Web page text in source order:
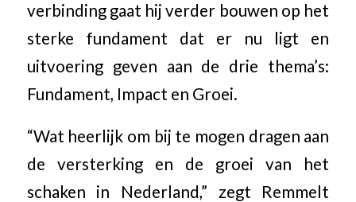
verbinding gaat hij verder bouwen op het
sterke fundament dat er nu ligt en
uitvoering geven aan de drie thema’s:
Fundament, Impact en Groei.
“Wat heerlijk om bij te mogen dragen aan
de versterking en de groei van het
schaken in Nederland,” zegt Remmelt